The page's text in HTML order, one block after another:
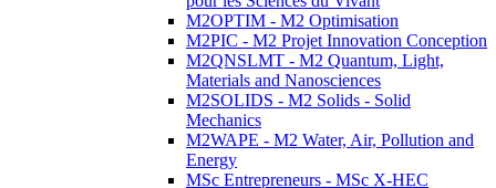
M2OPTIM - M2 Optimisation
M2PIC - M2 Projet Innovation Conception
M2QNSLMT - M2 Quantum, Light,
Materials and Nanosciences
M2SOLIDS - M2 Solids - Solid
Mechanics
M2WAPE - M2 Water, Air, Pollution and
Energy
MSc Entrepreneurs - MSc X-HEC